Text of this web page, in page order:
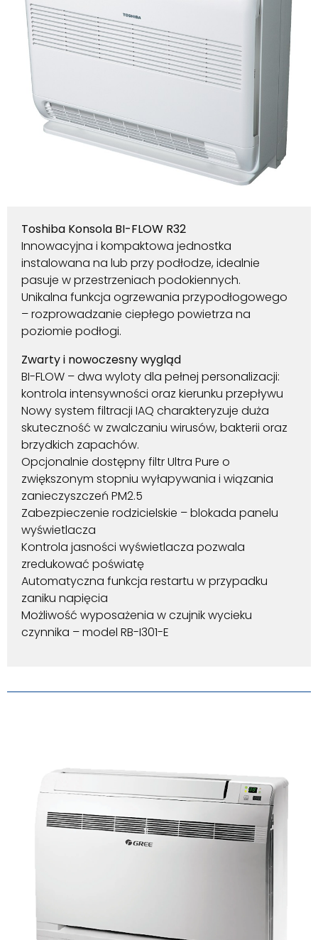
Toshiba Konsola BI-FLOW R32
Innowacyjna i kompaktowa jednostka
instalowana na lub przy podłodze, idealnie
pasuje w przestrzeniach podokiennych.
Unikalna funkcja ogrzewania przypodłogowego
– rozprowadzanie ciepłego powietrza na
poziomie podłogi.
Zwarty i nowoczesny wygląd
BI-FLOW – dwa wyloty dla pełnej personalizacji:
kontrola intensywności oraz kierunku przepływu
Nowy system filtracji IAQ charakteryzuje duża
skuteczność w zwalczaniu wirusów, bakterii oraz
brzydkich zapachów.
Opcjonalnie dostępny filtr Ultra Pure o
zwiększonym stopniu wyłapywania i wiązania
zanieczyszczeń PM2.5
Zabezpieczenie rodzicielskie – blokada panelu
wyświetlacza
Kontrola jasności wyświetlacza pozwala
zredukować poświatę
Automatyczna funkcja restartu w przypadku
zaniku napięcia
Możliwość wyposażenia w czujnik wycieku
czynnika – model RB-I301-E